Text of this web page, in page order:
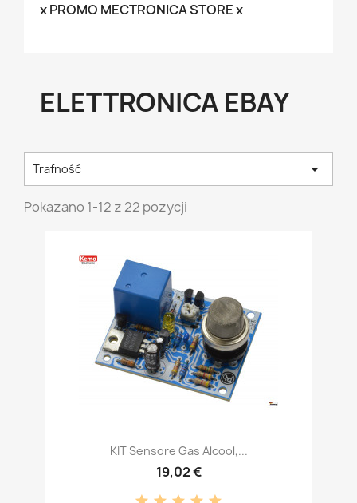
x PROMO MECTRONICA STORE x
ELETTRONICA EBAY
Trafność 
Pokazano 1-12 z 22 pozycji
KIT Sensore Gas Alcool,...
19,02 €